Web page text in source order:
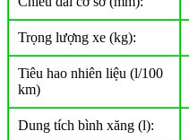
Trọng lượng xe (kg):
Tiêu hao nhiên liệu (l/100
km)
Dung tích bình xăng (l):